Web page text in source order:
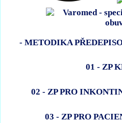
- METODIKA
01 - ZP
02 - ZP PRO
03 - ZP PRO